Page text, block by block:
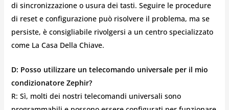
di sincronizzazione o usura dei tasti. Seguire le procedure
di reset e configurazione può risolvere il problema, ma se
persiste, è consigliabile rivolgersi a un centro specializzato
come La Casa Della Chiave.
D: Posso utilizzare un telecomando universale per il mio
condizionatore Zephir?
R: Sì, molti dei nostri telecomandi universali sono